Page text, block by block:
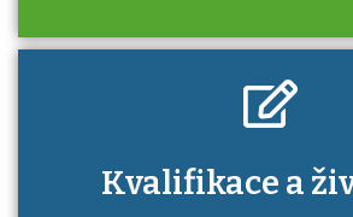
Kdo je to autorizovaná osoba
má získání
Kvalifikace a